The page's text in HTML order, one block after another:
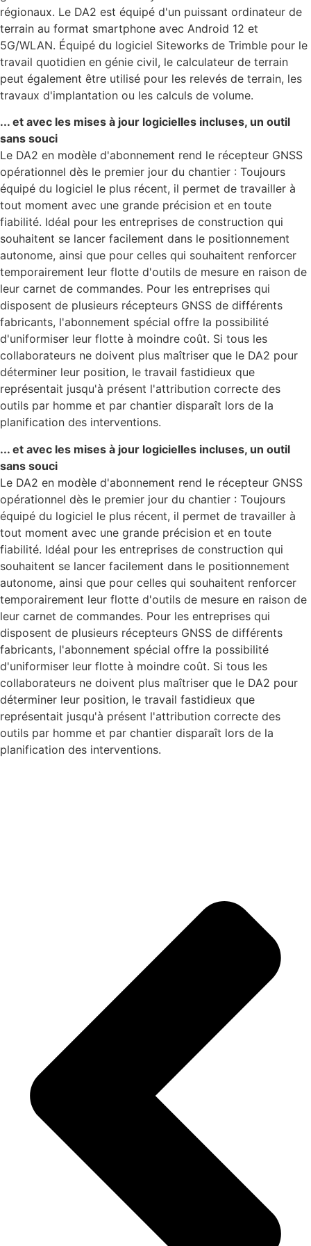
régionaux. Le DA2 est équipé d'un puissant ordinateur de
terrain au format smartphone avec Android 12 et
5G/WLAN. Équipé du logiciel Siteworks de Trimble pour le
travail quotidien en génie civil, le calculateur de terrain
peut également être utilisé pour les relevés de terrain, les
travaux d'implantation ou les calculs de volume.
... et avec les mises à jour logicielles incluses, un outil
sans souci
Le DA2 en modèle d'abonnement rend le récepteur GNSS
opérationnel dès le premier jour du chantier : Toujours
équipé du logiciel le plus récent, il permet de travailler à
tout moment avec une grande précision et en toute
fiabilité. Idéal pour les entreprises de construction qui
souhaitent se lancer facilement dans le positionnement
autonome, ainsi que pour celles qui souhaitent renforcer
temporairement leur flotte d'outils de mesure en raison de
leur carnet de commandes. Pour les entreprises qui
disposent de plusieurs récepteurs GNSS de différents
fabricants, l'abonnement spécial offre la possibilité
d'uniformiser leur flotte à moindre coût. Si tous les
collaborateurs ne doivent plus maîtriser que le DA2 pour
déterminer leur position, le travail fastidieux que
représentait jusqu'à présent l'attribution correcte des
outils par homme et par chantier disparaît lors de la
planification des interventions.
... et avec les mises à jour logicielles incluses, un outil
sans souci
Le DA2 en modèle d'abonnement rend le récepteur GNSS
opérationnel dès le premier jour du chantier : Toujours
équipé du logiciel le plus récent, il permet de travailler à
tout moment avec une grande précision et en toute
fiabilité. Idéal pour les entreprises de construction qui
souhaitent se lancer facilement dans le positionnement
autonome, ainsi que pour celles qui souhaitent renforcer
temporairement leur flotte d'outils de mesure en raison de
leur carnet de commandes. Pour les entreprises qui
disposent de plusieurs récepteurs GNSS de différents
fabricants, l'abonnement spécial offre la possibilité
d'uniformiser leur flotte à moindre coût. Si tous les
collaborateurs ne doivent plus maîtriser que le DA2 pour
déterminer leur position, le travail fastidieux que
représentait jusqu'à présent l'attribution correcte des
outils par homme et par chantier disparaît lors de la
planification des interventions.